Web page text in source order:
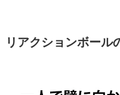
リアクションボール